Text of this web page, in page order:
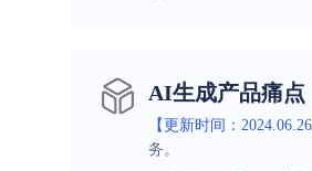
AI生成产品痛点
【更新时间：2024.06.26
务。